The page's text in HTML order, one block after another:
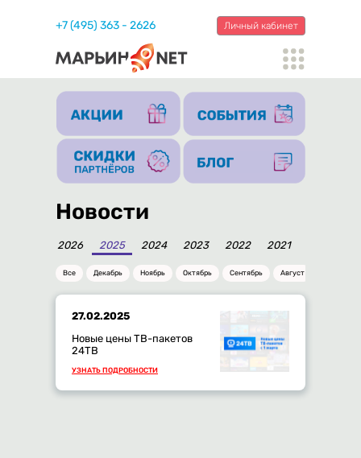
+7 (495) 363 - 2626 Личный кабинет
Новости
2026 2025 2024 2023 2022 2021
Все Декабрь Ноябрь Октябрь Сентябрь Август
27.02.2025
Новые цены ТВ-пакетов
24ТВ
УЗНАТЬ ПОДРОБНОСТИ